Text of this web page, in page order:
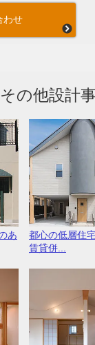
わせ
の他設計
あ
都心の低層住
賃貸併...